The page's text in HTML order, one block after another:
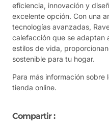
eficiencia, innovación y
excelente opción. Con una
tecnologías avanzadas,
calefacción que se adaptan
estilos de vida,
sostenible para tu hogar.
Para más información sobre
tienda online.
Compartir :